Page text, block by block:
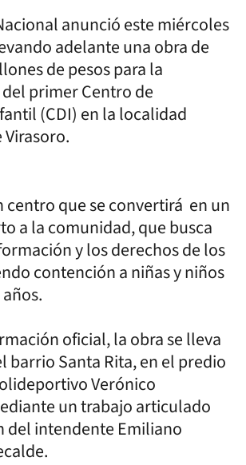
anunció este miércoles
adelante una obra de
de pesos para la
primer Centro de
(CDI) en la localidad
centro que se convertirá en un
a la comunidad, que busca
y los derechos de los
contención a niñas y niños
oficial, la obra se lleva
barrio Santa Rita, en el predio
Verónico
un trabajo articulado
del intendente Emiliano